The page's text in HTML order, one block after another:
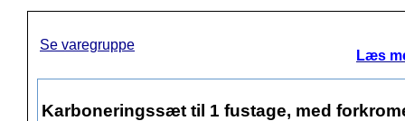
Se varegruppe
Læs
Karboneringssæt til 1 fustage, med